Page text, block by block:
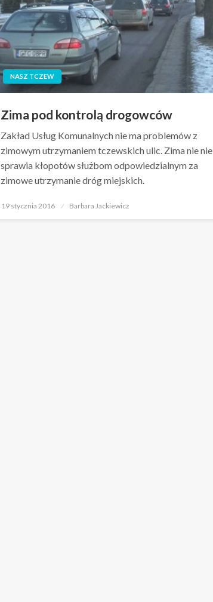
NASZ TCZEW
Zima pod kontrolą drogowców
Zakład Usług Komunalnych nie ma problemów z
zimowym utrzymaniem tczewskich ulic. Zima nie nie
sprawia kłopotów służbom odpowiedzialnym za
zimowe utrzymanie dróg miejskich.
Opublikowane
19 stycznia 2016 Barbara Jackiewicz